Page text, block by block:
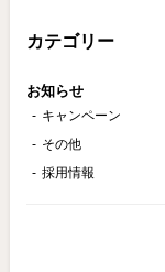
カテゴリー
お知らせ
キャンペーン
その他
採用情報